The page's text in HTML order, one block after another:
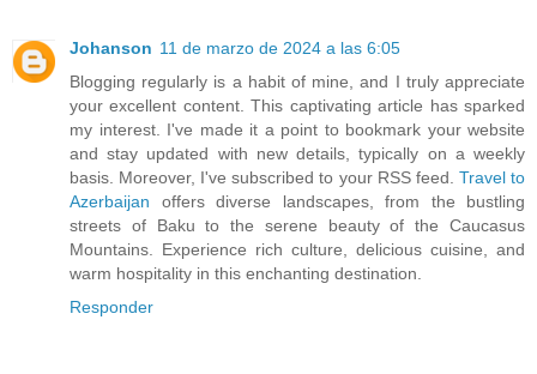
Johanson 11 de marzo de 2024 a las 6:05
Blogging regularly is a habit of mine, and I truly appreciate
your excellent content. This captivating article has sparked
my interest. I've made it a point to bookmark your website
and stay updated with new details, typically on a weekly
basis. Moreover, I've subscribed to your RSS feed. Travel to
Azerbaijan offers diverse landscapes, from the bustling
streets of Baku to the serene beauty of the Caucasus
Mountains. Experience rich culture, delicious cuisine, and
warm hospitality in this enchanting destination.
Responder